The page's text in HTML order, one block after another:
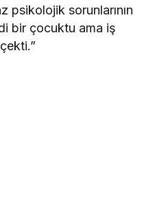
psikolojik sorunlarının
bir çocuktu ama iş